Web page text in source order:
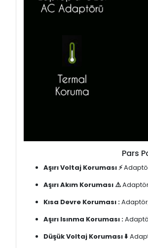
Pars
Aşırı Voltaj Koruması ⚡
Aşırı Akım Koruması ⚠️
Kısa Devre Koruması :
Aşırı Isınma Koruması :
Düşük Voltaj Koruması ⬇️